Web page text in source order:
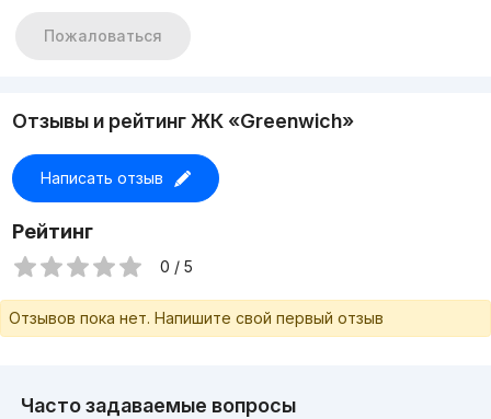
Пожаловаться
Отзывы и рейтинг ЖК «Greenwich»
Написать отзыв
Рейтинг
0 / 5
Отзывов пока нет. Напишите свой первый отзыв
Часто задаваемые вопросы